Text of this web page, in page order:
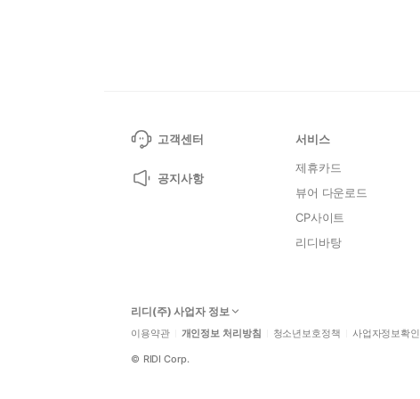
고객센터
공지사항
서비스
제휴카드
뷰어 다운로드
CP사이트
리디바탕
리디(주) 사업자 정보
이용약관 개인정보 처리방침 청소년보호정책 사업자정보확인
© RIDI Corp.